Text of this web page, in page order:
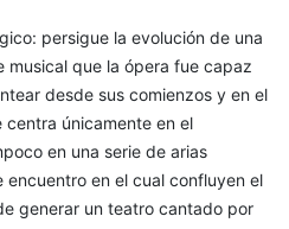
persigue la evolución de una
que la ópera fue capaz
desde sus comienzos y en el
únicamente en el
en una serie de arias
encuentro en el cual confluyen el
generar un teatro cantado por